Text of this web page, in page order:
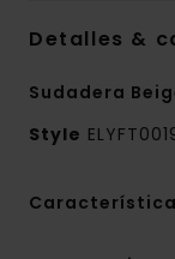
Detalles &
Sudadera
Style